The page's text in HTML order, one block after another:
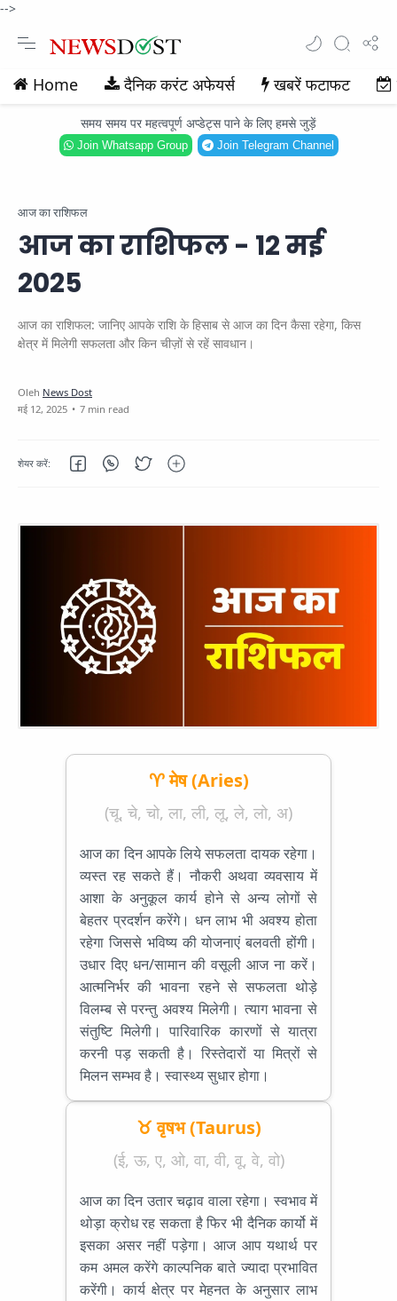
-->
Home दैनिक करंट अफेयर्स खबरें फटाफट
समय समय पर महत्वपूर्ण अप्डेट्स पाने के लिए हमसे जुड़ें
Join Whatsapp Group Join Telegram Channel
आज का राशिफल
आज का राशिफल - 12 मई
2025
आज का राशिफल: जानिए आपके राशि के हिसाब से आज का दिन कैसा रहेगा, किस
क्षेत्र में मिलेगी सफलता और किन चीज़ों से रहें सावधान।
7 min read
♈ मेष (Aries)
(चू, चे, चो, ला, ली, लू, ले, लो, अ)
आज का दिन आपके लिये सफलता दायक रहेगा।
व्यस्त रह सकते हैं। नौकरी अथवा व्यवसाय में
आशा के अनुकूल कार्य होने से अन्य लोगों से
बेहतर प्रदर्शन करेंगे। धन लाभ भी अवश्य होता
रहेगा जिससे भविष्य की योजनाएं बलवती होंगी।
उधार दिए धन/सामान की वसूली आज ना करें।
आत्मनिर्भर की भावना रहने से सफलता थोड़े
विलम्ब से परन्तु अवश्य मिलेगी। त्याग भावना से
संतुष्टि मिलेगी। पारिवारिक कारणों से यात्रा
करनी पड़ सकती है। रिस्तेदारों या मित्रों से
मिलन सम्भव है। स्वास्थ्य सुधार होगा।
♉ वृषभ (Taurus)
(ई, ऊ, ए, ओ, वा, वी, वू, वे, वो)
आज का दिन उतार चढ़ाव वाला रहेगा। स्वभाव में
थोड़ा क्रोध रह सकता है फिर भी दैनिक कार्यो में
इसका असर नहीं पड़ेगा। आज आप यथार्थ पर
कम अमल करेंगे काल्पनिक बाते ज्यादा प्रभावित
करेंगी। कार्य क्षेत्र पर मेहनत के अनुसार लाभ